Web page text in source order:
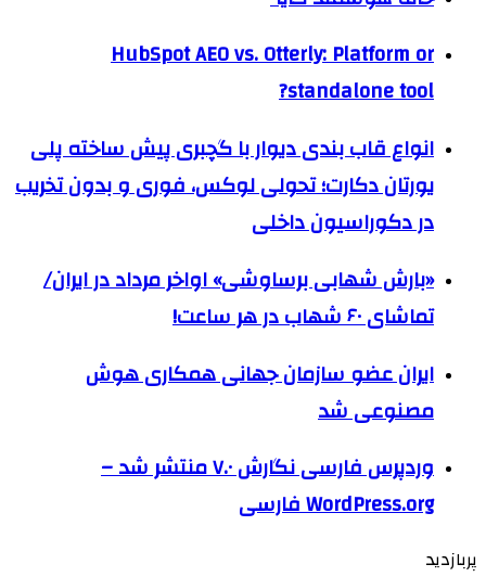
HubSpot AEO vs. Otterly: Platform or
standalone tool?
انواع قاب بندی دیوار با گچبری پیش ساخته پلی
یورتان دکارت؛ تحولی لوکس، فوری و بدون تخریب
در دکوراسیون داخلی
«بارش شهابی برساوشی» اواخر مرداد در ایران/
تماشای ۶۰ شهاب در هر ساعت!
ایران عضو سازمان جهانی همکاری هوش
مصنوعی شد
وردپرس فارسی نگارش ۷.۰ منتشر شد –
WordPress.org فارسی
پربازدید